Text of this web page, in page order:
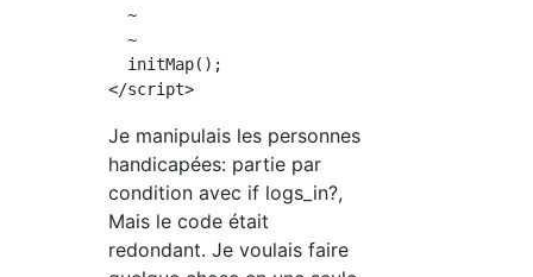
  ~
  ~
  initMap();
Je manipulais les personnes
handicapées: partie par
condition avec if logs_in?,
Mais le code était
redondant. Je voulais faire